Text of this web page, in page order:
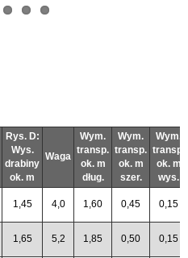
Rys. D:
Wys.
drabiny
ok. m
Waga
Wym.
transp.
ok. m
dług.
Wym.
transp.
ok. m
szer.
Wym.
transp.
ok. m
wys.
1,45 4,0 1,60 0,45 0,15
1,65 5,2 1,85 0,50 0,15